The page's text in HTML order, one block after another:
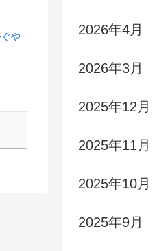
や 2026年4月
2026年3月
2025年12月
2025年11月
2025年10月
2025年9月